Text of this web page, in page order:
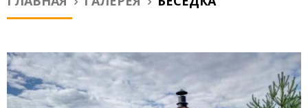
Вы здесь